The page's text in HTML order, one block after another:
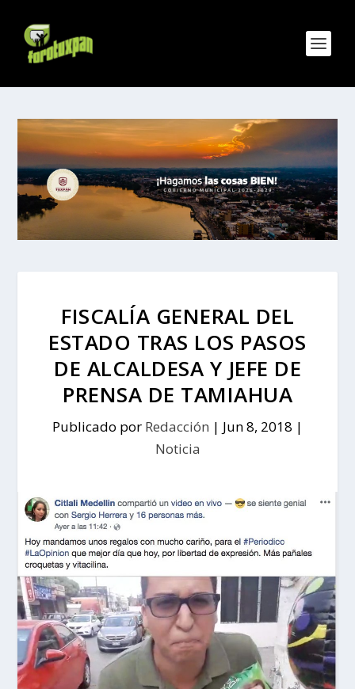
FISCALÍA GENERAL DEL
ESTADO TRAS LOS PASOS
DE ALCALDESA Y JEFE DE
PRENSA DE TAMIAHUA
Publicado por Redacción | Jun 8, 2018 |
Noticia